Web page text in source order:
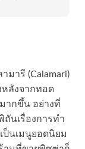
มารี (Calamari)
หลังจากทอด
ากขึ้น อย่างที่
นเรื่องการทำ
ป็นเมนูยอดนิยม